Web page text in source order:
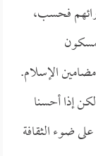
فحسب،
الإسلام.
إذا أحسنا
ضوء الثقافة